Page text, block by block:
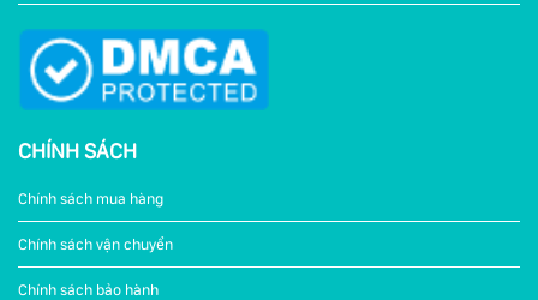
CHÍNH SÁCH
Chính sách mua hàng
Chính sách vận chuyển
Chính sách bảo hành